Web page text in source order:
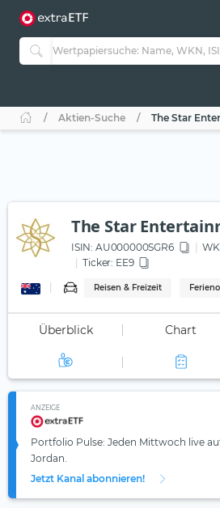
ETF-Guide 2.0
Guide Aktive ETFs
ETF-Sparpläne
Aktien-Suche The Star
The Star
ISIN: AU000000SGR6
Ticker: EE9
Reisen & Freizeit
Überblick Chart
ANZEIGE
Portfolio Pulse: Jeden Mittwoch live
Jordan.
Jetzt Kanal abonnieren!